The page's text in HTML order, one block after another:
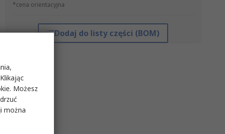
*cena orientacyjna
Dodaj do listy części (BOM)
Możesz
można